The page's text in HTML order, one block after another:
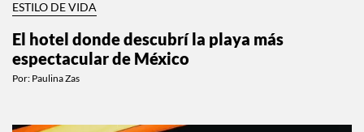
ESTILO DE VIDA
El hotel donde descubrí la playa más
espectacular de México
Por: Paulina Zas